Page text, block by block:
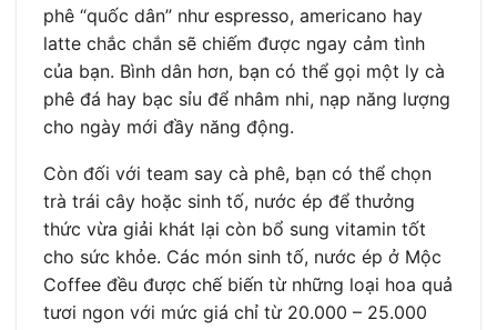
phê “quốc dân” như espresso, americano hay
latte chắc chắn sẽ chiếm được ngay cảm tình
của bạn. Bình dân hơn, bạn có thể gọi một ly cà
phê đá hay bạc sỉu để nhâm nhi, nạp năng lượng
cho ngày mới đầy năng động.
Còn đối với team say cà phê, bạn có thể chọn
trà trái cây hoặc sinh tố, nước ép để thưởng
thức vừa giải khát lại còn bổ sung vitamin tốt
cho sức khỏe. Các món sinh tố, nước ép ở Mộc
Coffee đều được chế biến từ những loại hoa quả
tươi ngon với mức giá chỉ từ 20.000 – 25.000